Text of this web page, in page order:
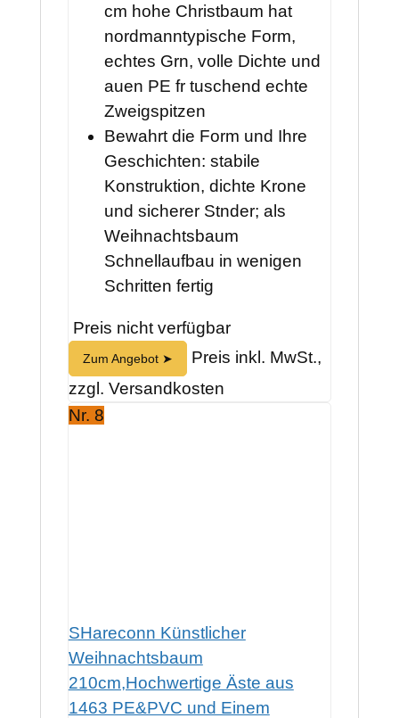
cm hohe Christbaum hat
nordmanntypische Form,
echtes Grn, volle Dichte und
auen PE fr tuschend echte
Zweigspitzen
Bewahrt die Form und Ihre
Geschichten: stabile
Konstruktion, dichte Krone
und sicherer Stnder; als
Weihnachtsbaum
Schnellaufbau in wenigen
Schritten fertig
Preis nicht verfügbar
Zum Angebot ➤
Preis inkl. MwSt.,
zzgl. Versandkosten
Nr. 8
SHareconn Künstlicher
Weihnachtsbaum
210cm,Hochwertige Äste aus
1463 PE&PVC und Einem